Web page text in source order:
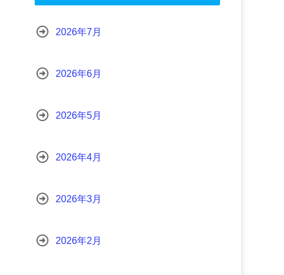
2026年7月
2026年6月
2026年5月
2026年4月
2026年3月
2026年2月